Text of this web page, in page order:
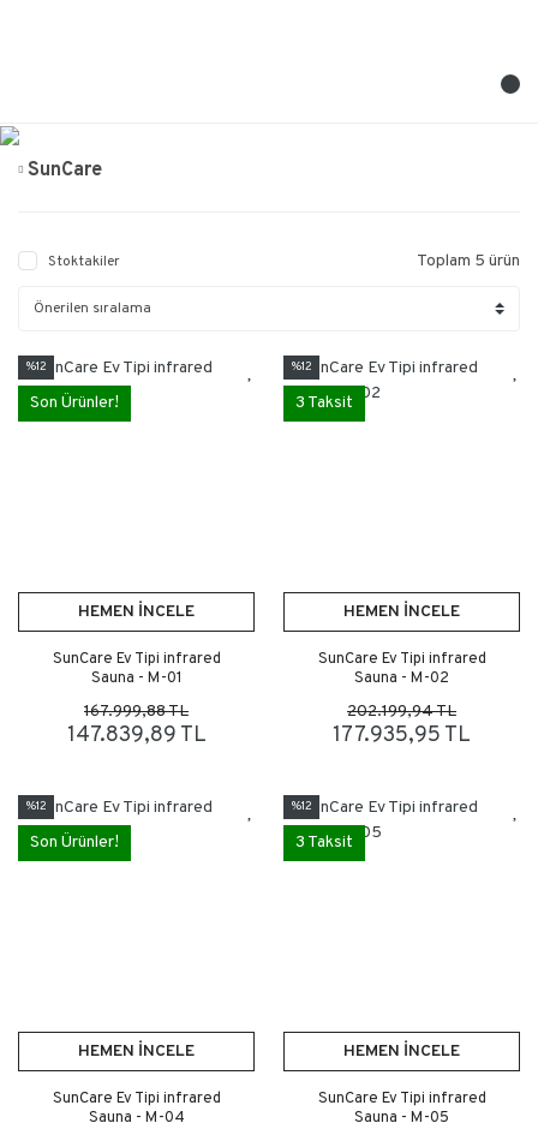
SunCare
Stoktakiler Toplam 5 ürün
%12
Son Ürünler!
HEMEN İNCELE
SunCare Ev Tipi infrared
Sauna - M-01
167.999,88 TL
147.839,89 TL
%12
3 Taksit
HEMEN İNCELE
SunCare Ev Tipi infrared
Sauna - M-02
202.199,94 TL
177.935,95 TL
%12
Son Ürünler!
HEMEN İNCELE
SunCare Ev Tipi infrared
Sauna - M-04
%12
3 Taksit
HEMEN İNCELE
SunCare Ev Tipi infrared
Sauna - M-05